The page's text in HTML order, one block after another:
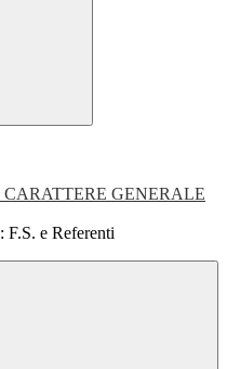
GENERALE
F.S. e Referenti